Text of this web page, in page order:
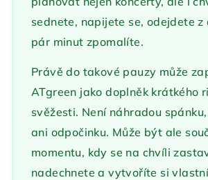
sednete, napijete se, odejdete z
pár minut zpomalíte.
Právě do takové pauzy může
ATgreen jako doplněk krátkého
svěžesti. Není náhradou
ani odpočinku. Může být ale
momentu, kdy se na chvíli
nadechnete a vytvoříte si